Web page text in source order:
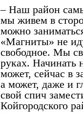
– Наш район
мы живем в
можно
«Магниты» не
свободное. Мы
руках. Начинать
может, сейчас в
а может, даже и
свой спич
Койгородского